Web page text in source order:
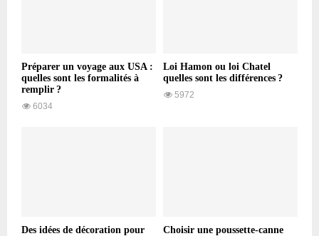
Préparer un voyage aux USA :
quelles sont les formalités à
remplir ?
6034
Loi Hamon ou loi Chatel
quelles sont les différences ?
5972
Des idées de décoration pour
Choisir une poussette-canne